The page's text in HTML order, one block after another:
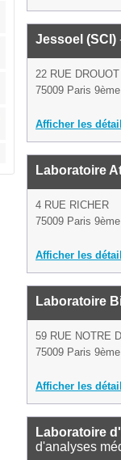
Jessoel (SCI)
22 RUE DROUOT
75009 Paris 9ème
Afficher les
Laboratoire
4 RUE RICHER
75009 Paris 9ème
Afficher les
Laboratoire
59 RUE NOTRE
75009 Paris 9ème
Afficher les
Laboratoire
d'analyses